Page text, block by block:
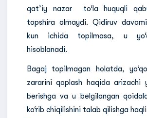
qat’iy nazar to‘la huquqli
topshira olmaydi. Qidiruv
kun ichida topilmasa, u
hisoblanadi.
Bagaj topilmagan holatda,
zararini qoplash haqida arizachi
berishga va u belgilangan
ko‘rib chiqilishini talab qilishga